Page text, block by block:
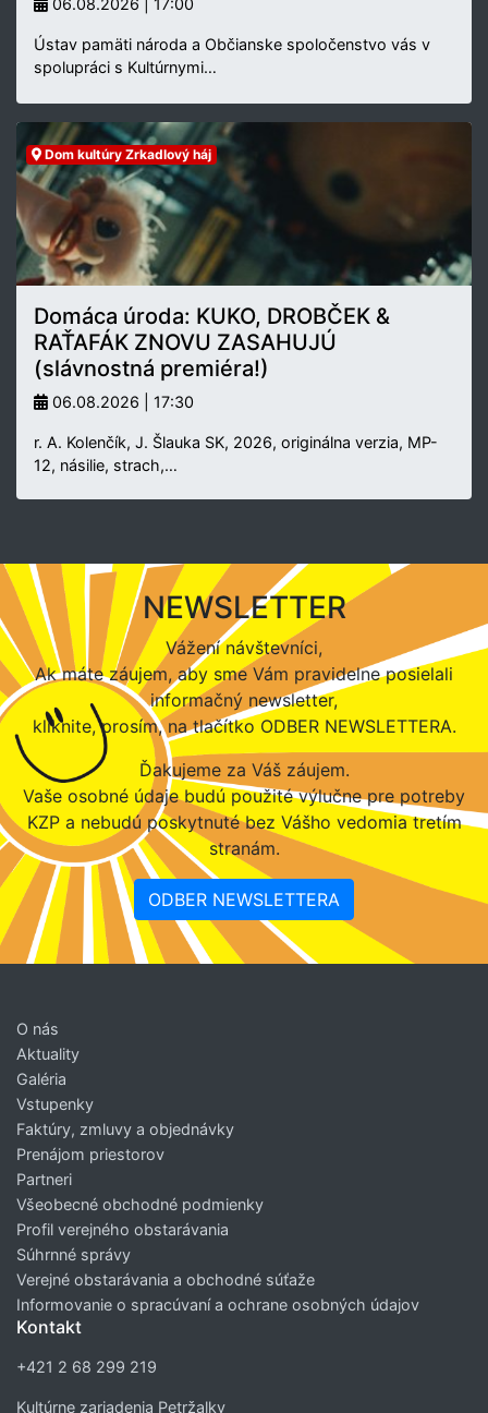
Ústav pamäti národa a Občianske spoločenstvo vás v
spolupráci s Kultúrnymi…
Dom kultúry Zrkadlový háj
Domáca úroda: KUKO, DROBČEK &
RAŤAFÁK ZNOVU ZASAHUJÚ
(slávnostná premiéra!)
06.08.2026 | 17:30
r. A. Kolenčík, J. Šlauka SK, 2026, originálna verzia, MP-
12, násilie, strach,…
NEWSLETTER
Vážení návštevníci,
Ak máte záujem, aby sme Vám pravidelne posielali
informačný newsletter,
kliknite, prosím, na tlačítko ODBER NEWSLETTERA.
Ďakujeme za Váš záujem.
Vaše osobné údaje budú použité výlučne pre potreby
KZP a nebudú poskytnuté bez Vášho vedomia tretím
stranám.
ODBER NEWSLETTERA
O nás
Aktuality
Galéria
Vstupenky
Faktúry, zmluvy a objednávky
Prenájom priestorov
Partneri
Všeobecné obchodné podmienky
Profil verejného obstarávania
Súhrnné správy
Verejné obstarávania a obchodné súťaže
Informovanie o spracúvaní a ochrane osobných údajov
Kontakt
+421 2 68 299 219
Kultúrne zariadenia Petržalky